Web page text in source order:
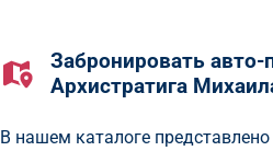
Забронировать
Архистратига
В нашем каталоге